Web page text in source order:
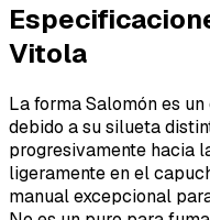
Vitola
La forma Salomón es
debido a su silueta
progresivamente hacia
ligeramente en el
manual excepcional